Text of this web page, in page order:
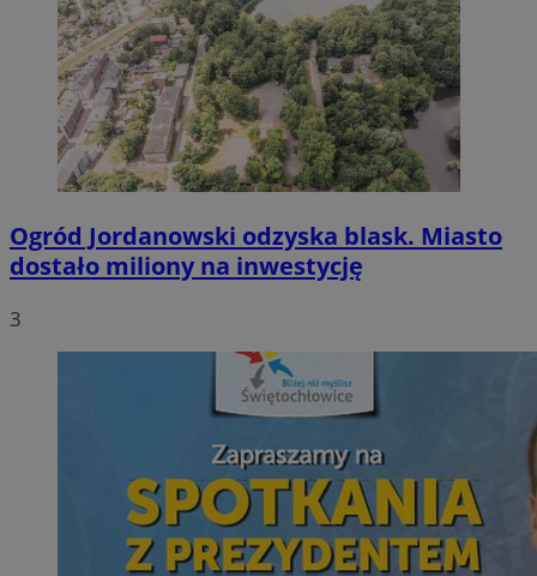
Ogród Jordanowski odzyska blask. Miasto
dostało miliony na inwestycję
3